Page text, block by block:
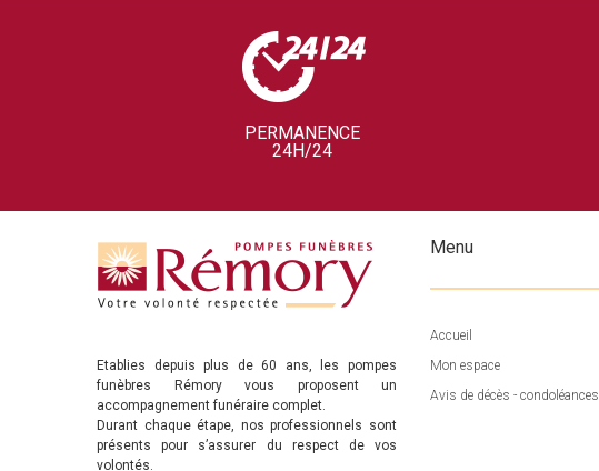
PERMANENCE
24H/24
Etablies depuis plus de 60 ans, les pompes
funèbres Rémory vous proposent un
accompagnement funéraire complet.
Durant chaque étape, nos professionnels sont
présents pour s’assurer du respect de vos
volontés.
Menu
Accueil
Mon espace
Avis de décès - condoléances